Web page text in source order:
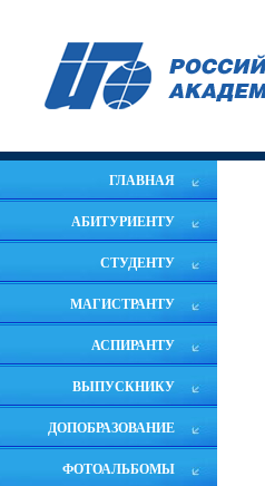
ГЛАВНАЯ
АБИТУРИЕНТУ
СТУДЕНТУ
МАГИСТРАНТУ
АСПИРАНТУ
ВЫПУСКНИКУ
ДОПОБРАЗОВАНИЕ
ФОТОАЛЬБОМЫ